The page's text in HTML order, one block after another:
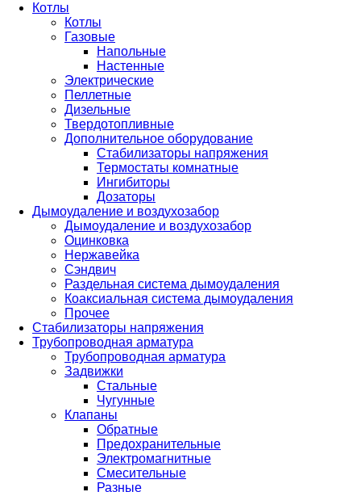
Котлы
Котлы
Газовые
Напольные
Настенные
Электрические
Пеллетные
Дизельные
Твердотопливные
Дополнительное оборудование
Стабилизаторы напряжения
Термостаты комнатные
Ингибиторы
Дозаторы
Дымоудаление и воздухозабор
Дымоудаление и воздухозабор
Оцинковка
Нержавейка
Сэндвич
Раздельная система дымоудаления
Коаксиальная система дымоудаления
Прочее
Стабилизаторы напряжения
Трубопроводная арматура
Трубопроводная арматура
Задвижки
Стальные
Чугунные
Клапаны
Обратные
Предохранительные
Электромагнитные
Смесительные
Разные